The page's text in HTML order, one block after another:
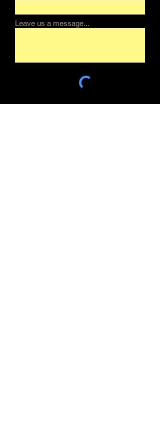
Leave us a message...